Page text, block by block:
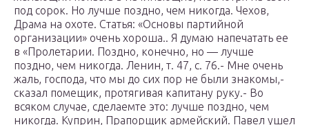
под сорок. Но лучше поздно, чем никогда. Чехов,
Драма на охоте. Статья: «Основы партийной
организации» очень хороша.. Я думаю напечатать ее
в «Пролетарии. Поздно, конечно, но — лучше
поздно, чем никогда. Ленин, т. 47, с. 76.- Мне очень
жаль, господа, что мы до сих пор не были знакомы,-
сказал помещик, протягивая капитану руку.- Во
всяком случае, сделаемте это: лучше поздно, чем
никогда. Куприн, Прапорщик армейский. Павел ушел